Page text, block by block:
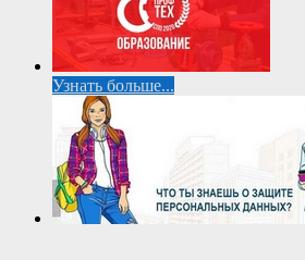
Узнать больше...